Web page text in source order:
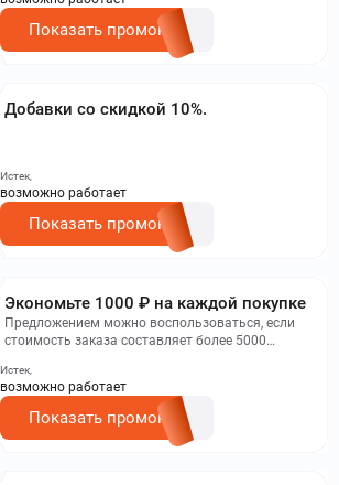
Показать промокод
Добавки со скидкой 10%.
Истек,
возможно работает
Показать промокод
Экономьте 1000 ₽ на каждой покупке
Предложением можно воспользоваться, если
стоимость заказа составляет более 5000
Истек,
возможно работает
Показать промокод